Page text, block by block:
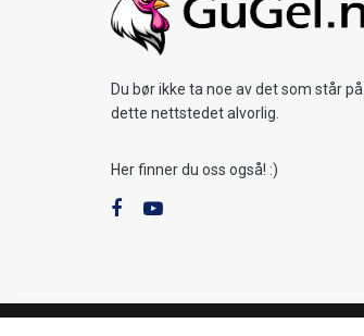
Du bør ikke ta noe av det som står på
dette nettstedet alvorlig.
Her finner du oss også! :)